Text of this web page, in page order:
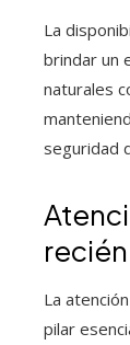
La
brindar un
naturales
seguridad
La
pilar